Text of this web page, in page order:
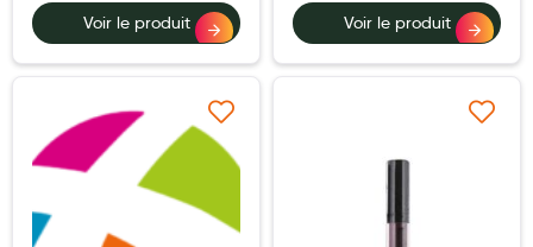
Nature
Aromathérapie
Diététique minceur
Phytothérapie
Régimes médicaux
Voir le produit Voir le produit
Ajouter à ma liste d’envie Ajouter à ma liste